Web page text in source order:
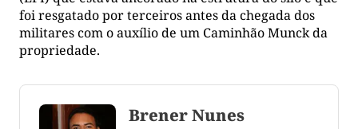
foi resgatado por terceiros antes da chegada dos
militares com o auxílio de um Caminhão Munck da
propriedade.
Brener Nunes